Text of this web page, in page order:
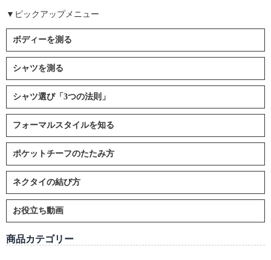
▼ピックアップメニュー
ボディーを測る
シャツを測る
シャツ選び「3つの法則」
フォーマルスタイルを知る
ポケットチーフのたたみ方
ネクタイの結び方
お役立ち動画
商品カテゴリー